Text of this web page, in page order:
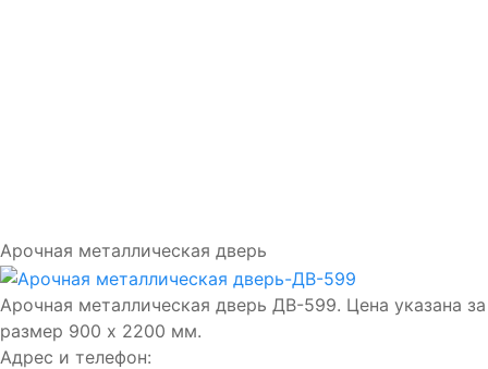
Арочная металлическая дверь
Арочная металлическая дверь ДВ-599. Цена указана за
размер 900 х 2200 мм.
Адрес и телефон: